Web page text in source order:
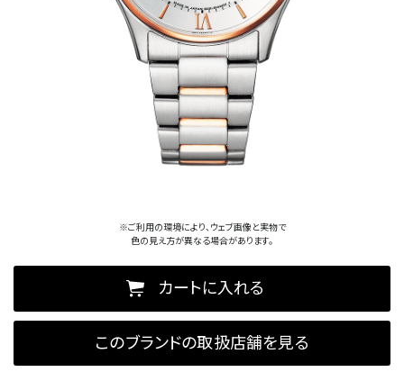
※ご利用の環境により、ウェブ画像と実物で
色の見え方が異なる場合があります。
カートに入れる
このブランドの取扱店舗を見る